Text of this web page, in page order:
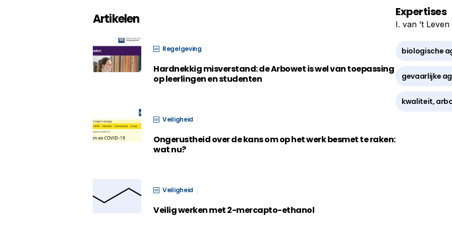
Artikelen
Regelgeving
Hardnekkig misverstand: de Arbowet is wel van toepassing
op leerlingen en studenten
Veiligheid
Ongerustheid over de kans om op het werk besmet te raken:
wat nu?
Veiligheid
Veilig werken met 2-mercapto-ethanol
Expertises
I. van ’t
biologische
gevaarlijke
kwaliteit,